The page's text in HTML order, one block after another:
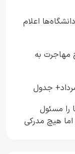
اعلام
مهاجرت به
را مسئول
هیچ مدرکی